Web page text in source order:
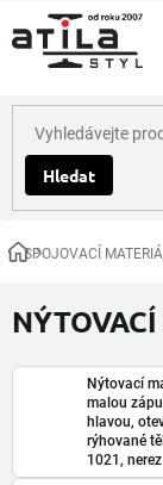
na
obsah
Hledat
DomůSPOJOVACÍ
Nýtovací
malou
hlavou,
rýhované
1021, nerez